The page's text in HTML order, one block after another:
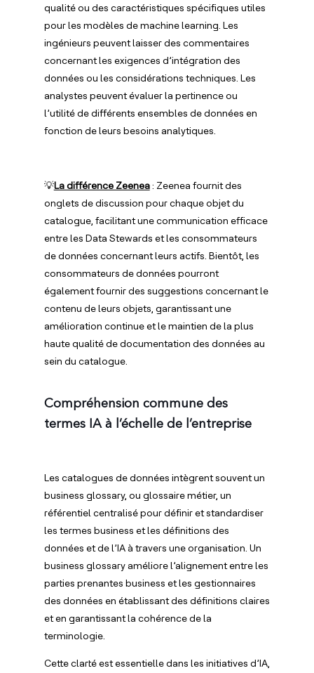
qualité ou des caractéristiques spécifiques utiles
pour les modèles de machine learning. Les
ingénieurs peuvent laisser des commentaires
concernant les exigences d’intégration des
données ou les considérations techniques. Les
analystes peuvent évaluer la pertinence ou
l’utilité de différents ensembles de données en
fonction de leurs besoins analytiques.
💡La différence Zeenea: Zeenea fournit des
onglets de discussion pour chaque objet du
catalogue, facilitant une communication efficace
entre les Data Stewards et les consommateurs
de données concernant leurs actifs. Bientôt, les
consommateurs de données pourront
également fournir des suggestions concernant le
contenu de leurs objets, garantissant une
amélioration continue et le maintien de la plus
haute qualité de documentation des données au
sein du catalogue.
Compréhension commune des
termes IA à l’échelle de l’entreprise
Les catalogues de données intègrent souvent un
business glossary, ou glossaire métier, un
référentiel centralisé pour définir et standardiser
les termes business et les définitions des
données et de l’IA à travers une organisation. Un
business glossary améliore l’alignement entre les
parties prenantes business et les gestionnaires
des données en établissant des définitions claires
et en garantissant la cohérence de la
terminologie.
Cette clarté est essentielle dans les initiatives d’IA,